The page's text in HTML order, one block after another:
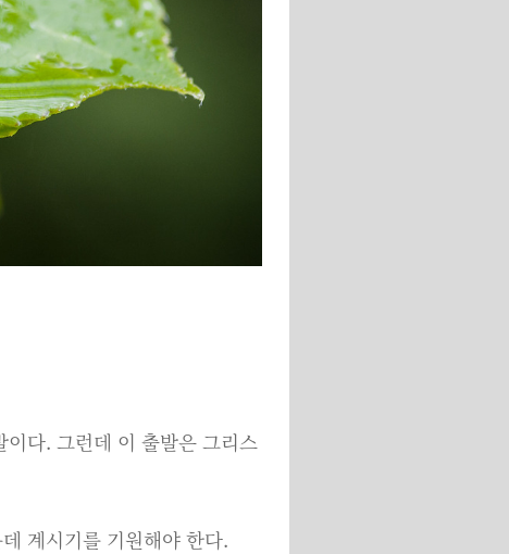
다. 그런데 이 출발은 그리스
계시기를 기원해야 한다.